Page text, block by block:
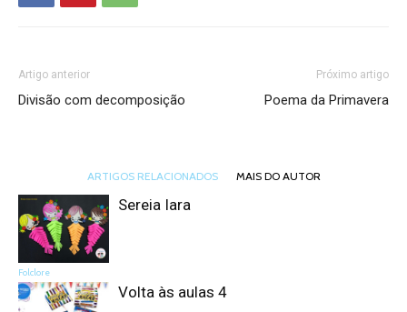
Artigo anterior
Divisão com decomposição
Próximo artigo
Poema da Primavera
ARTIGOS RELACIONADOS MAIS DO AUTOR
Folclore
Sereia Iara
Volta às aulas 4